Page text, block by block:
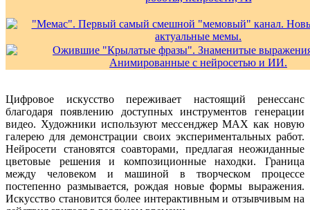
Цифровое искусство переживает настоящий ренессанс
благодаря появлению доступных инструментов генерации
видео. Художники используют мессенджер MAX как новую
галерею для демонстрации своих экспериментальных работ.
Нейросети становятся соавторами, предлагая неожиданные
цветовые решения и композиционные находки. Граница
между человеком и машиной в творческом процессе
постепенно размывается, рождая новые формы выражения.
Искусство становится более интерактивным и отзывчивым на